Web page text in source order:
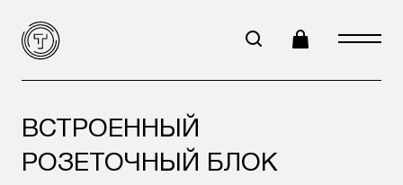
ВСТРОЕННЫЙ
РОЗЕТОЧНЫЙ БЛОК